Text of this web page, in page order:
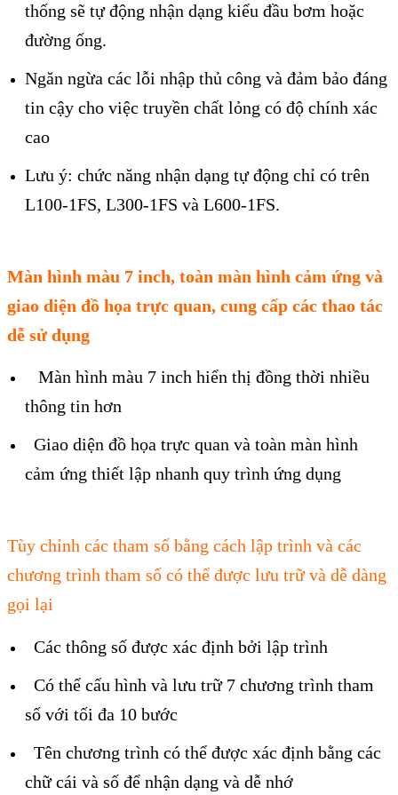
thống sẽ tự động nhận dạng kiểu đầu bơm hoặc
đường ống.
Ngăn ngừa các lỗi nhập thủ công và đảm bảo đáng
tin cậy cho việc truyền chất lỏng có độ chính xác
cao
Lưu ý: chức năng nhận dạng tự động chỉ có trên
L100-1FS, L300-1FS và L600-1FS.
Màn hình màu 7 inch, toàn màn hình cảm ứng và
giao diện đồ họa trực quan, cung cấp các thao tác
dễ sử dụng
Màn hình màu 7 inch hiển thị đồng thời nhiều
thông tin hơn
Giao diện đồ họa trực quan và toàn màn hình
cảm ứng thiết lập nhanh quy trình ứng dụng
Tùy chỉnh các tham số bằng cách lập trình và các
chương trình tham số có thể được lưu trữ và dễ dàng
gọi lại
Các thông số được xác định bởi lập trình
Có thể cấu hình và lưu trữ 7 chương trình tham
số với tối đa 10 bước
Tên chương trình có thể được xác định bằng các
chữ cái và số để nhận dạng và dễ nhớ